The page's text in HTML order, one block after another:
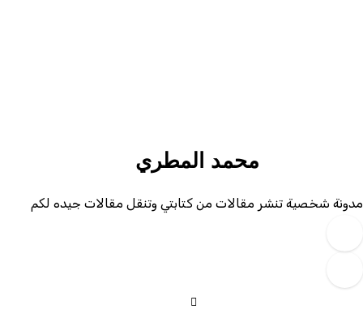
محمد المطري
مدونة شخصية تنشر مقالات من كتابتي وتنقل مقالات جيده لكم